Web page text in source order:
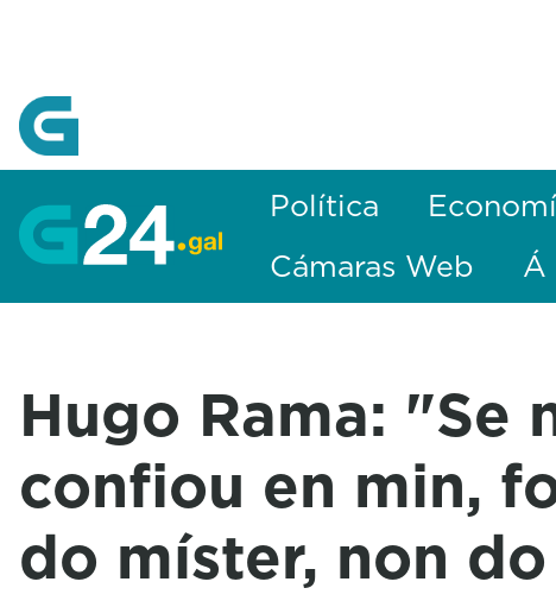
Política
Cámaras Web
Á
Hugo Rama: "Se
confiou en min,
do míster, non